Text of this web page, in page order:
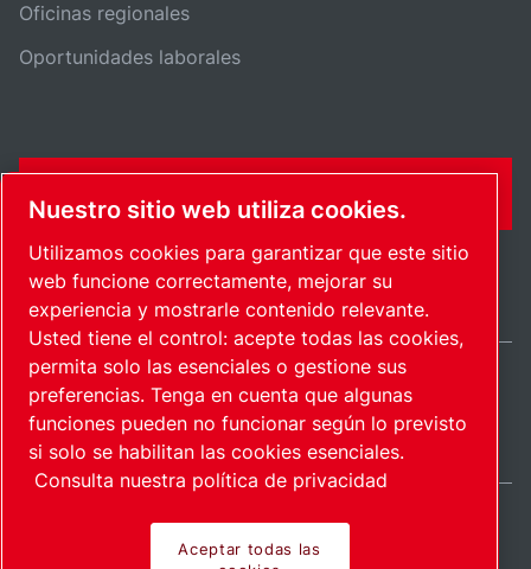
Oficinas regionales
Oportunidades laborales
Mapa del sitioAdministrar cookies© 2026 Derecho de autor.
Mexico / ES
Nuestro sitio web utiliza cookies.
Utilizamos cookies para garantizar que este sitio
web funcione correctamente, mejorar su
experiencia y mostrarle contenido relevante.
Usted tiene el control: acepte todas las cookies,
permita solo las esenciales o gestione sus
preferencias. Tenga en cuenta que algunas
funciones pueden no funcionar según lo previsto
si solo se habilitan las cookies esenciales.
Consulta nuestra política de privacidad
Aceptar todas las